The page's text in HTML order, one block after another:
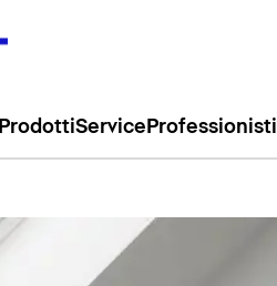
ProdottiService Professionisti